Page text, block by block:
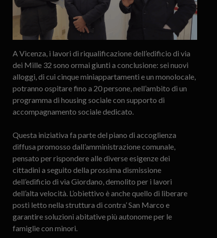
A Vicenza, i lavori di riqualificazione dell’edificio di via
dei Mille 32 sono ormai giunti a conclusione: sei nuovi
alloggi, di cui cinque miniappartamenti e un monolocale,
potranno ospitare fino a 20 persone, nell’ambito di un
programma di housing sociale con supporto di
accompagnamento sociale dedicato.
Questa iniziativa fa parte del piano di accoglienza
diffusa promosso dall’amministrazione comunale,
pensato per rispondere alle diverse esigenze dei
cittadini a seguito della prossima dismissione
dell’edificio di via Giordano, demolito per i lavori
dell’alta velocità. L’obiettivo è anche quello di liberare
posti letto nella struttura di contra’ San Marco e
garantire soluzioni abitative più autonome per le
famiglie con minori.